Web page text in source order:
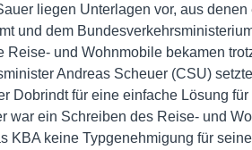
liegen Unterlagen vor, aus
und dem
Reise- und Wohnmobile bekamen
Andreas Scheuer (CSU)
Dobrindt für eine einfache Lösung
war ein Schreiben des Reise- und
KBA keine Typgenehmigung für